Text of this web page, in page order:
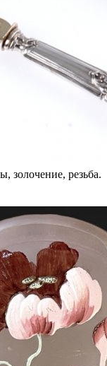
золочение, резьба.